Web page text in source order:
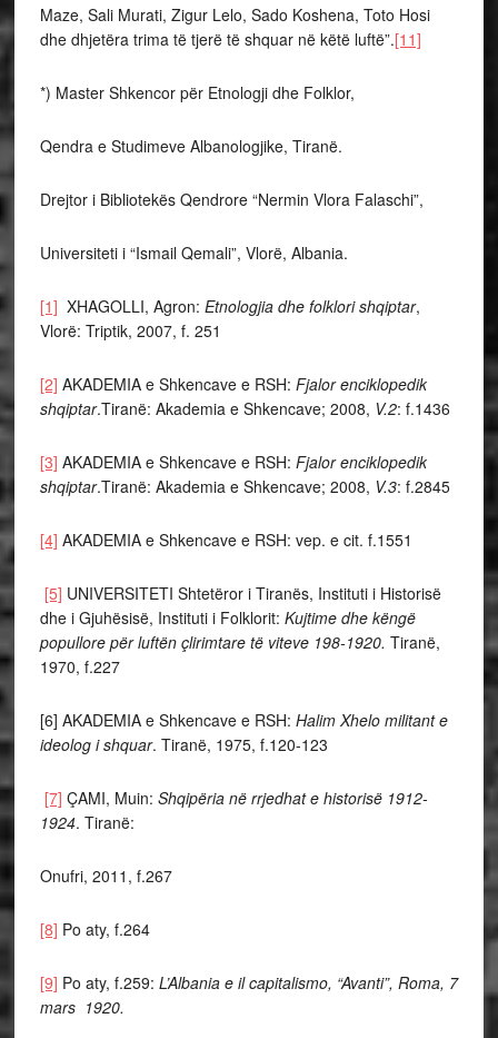
Maze, Sali Murati, Zigur Lelo, Sado Koshena, Toto Hosi
dhe dhjetëra trima të tjerë të shquar në këtë luftë”.[11]
*) Master Shkencor për Etnologji dhe Folklor,
Qendra e Studimeve Albanologjike, Tiranë.
Drejtor i Bibliotekës Qendrore “Nermin Vlora Falaschi”,
Universiteti i “Ismail Qemali”, Vlorë, Albania.
[1] XHAGOLLI, Agron: Etnologjia dhe folklori shqiptar,
Vlorë: Triptik, 2007, f. 251
[2] AKADEMIA e Shkencave e RSH: Fjalor enciklopedik
shqiptar.Tiranë: Akademia e Shkencave; 2008, V.2: f.1436
[3] AKADEMIA e Shkencave e RSH: Fjalor enciklopedik
shqiptar.Tiranë: Akademia e Shkencave; 2008, V.3: f.2845
[4] AKADEMIA e Shkencave e RSH: vep. e cit. f.1551
[5] UNIVERSITETI Shtetëror i Tiranës, Instituti i Historisë
dhe i Gjuhësisë, Instituti i Folklorit: Kujtime dhe këngë
popullore për luftën çlirimtare të viteve 198-1920. Tiranë,
1970, f.227
[6] AKADEMIA e Shkencave e RSH: Halim Xhelo militant e
ideolog i shquar. Tiranë, 1975, f.120-123
[7] ÇAMI, Muin: Shqipëria në rrjedhat e historisë 1912-
1924. Tiranë:
Onufri, 2011, f.267
[8] Po aty, f.264
[9] Po aty, f.259: L’Albania e il capitalismo, “Avanti”, Roma, 7
mars 1920.